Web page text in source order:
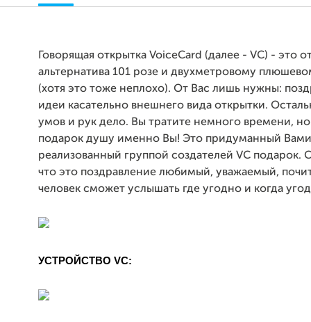
Говорящая открытка VoiceCard (далее - VC) - это
альтернатива 101 розе и двухметровому
(хотя это тоже неплохо). От Вас лишь нужны:
идеи касательно внешнего вида открытки.
умов и рук дело. Вы тратите немного времени, но
подарок душу именно Вы! Это придуманный
реализованный группой создателей VC подарок.
что это поздравление любимый, уважаемый,
человек сможет услышать где угодно и когда
УСТРОЙСТВО VC: